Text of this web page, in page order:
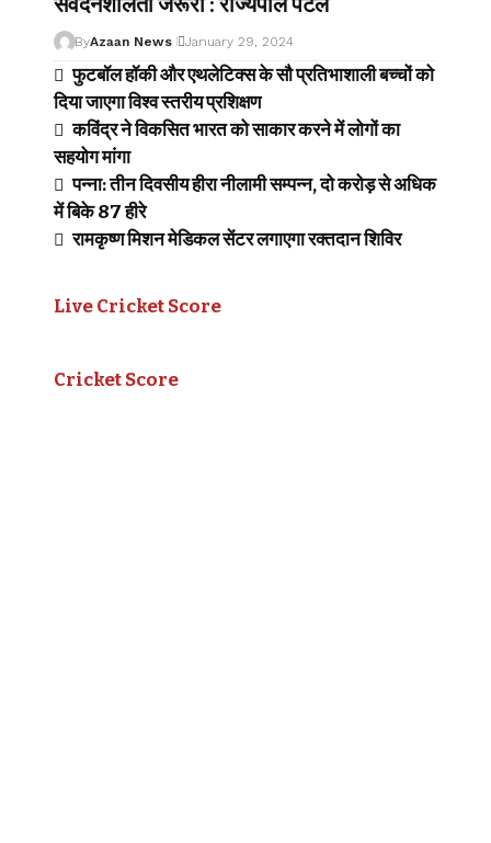
ByAzaan News January 29, 2024
फुटबॉल हॉकी और एथलेटिक्स के सौ प्रतिभाशाली बच्चों को
दिया जाएगा विश्व स्तरीय प्रशिक्षण
कविंद्र ने विकसित भारत को साकार करने में लोगों का
सहयोग मांगा
पन्ना: तीन दिवसीय हीरा नीलामी सम्पन्न, दो करोड़ से अधिक
में बिके 87 हीरे
रामकृष्ण मिशन मेडिकल सेंटर लगाएगा रक्तदान शिविर
Live Cricket Score
Cricket Score